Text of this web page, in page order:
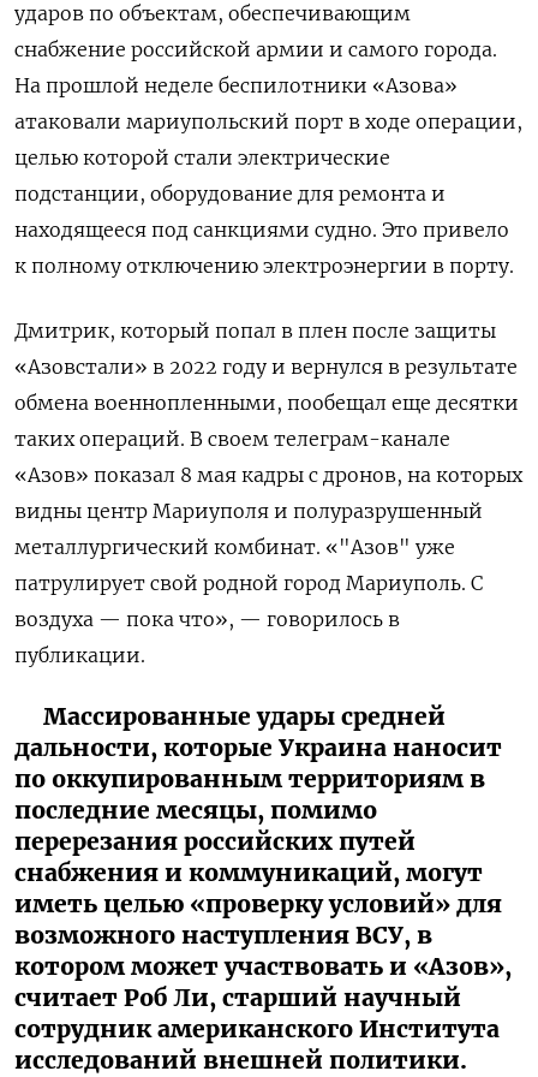
ударов по объектам, обеспечивающим
снабжение российской армии и самого города.
На прошлой неделе беспилотники «Азова»
атаковали мариупольский порт в ходе операции,
целью которой стали электрические
подстанции, оборудование для ремонта и
находящееся под санкциями судно. Это привело
к полному отключению электроэнергии в порту.
Дмитрик, который попал в плен после защиты
«Азовстали» в 2022 году и вернулся в результате
обмена военнопленными, пообещал еще десятки
таких операций. В своем телеграм-канале
«Азов» показал 8 мая кадры с дронов, на которых
видны центр Мариуполя и полуразрушенный
металлургический комбинат. «"Азов" уже
патрулирует свой родной город Мариуполь. С
воздуха — пока что», — говорилось в
публикации.
Массированные удары средней
дальности, которые Украина наносит
по оккупированным территориям в
последние месяцы, помимо
перерезания российских путей
снабжения и коммуникаций, могут
иметь целью «проверку условий» для
возможного наступления ВСУ, в
котором может участвовать и «Азов»,
считает Роб Ли, старший научный
сотрудник американского Института
исследований внешней политики.